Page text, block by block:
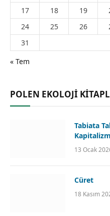
17
18 19
24
25 26
31
« Tem
POLEN EKOLOJİ
Tabiata
13 Ocak
Cüret
18 Kasım